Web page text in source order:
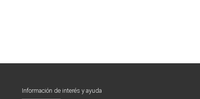
Información de interés y ayuda